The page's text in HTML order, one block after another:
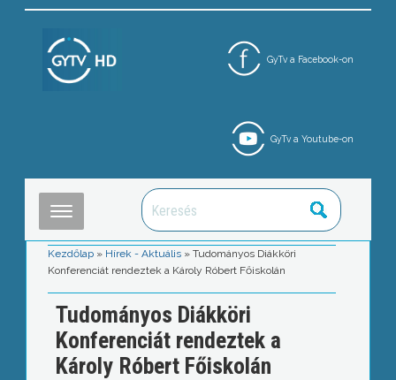
GyTv a Facebook-on
GyTv a Youtube-on
Kezdőlap » Hírek - Aktuális »Tudományos Diákköri
Konferenciát rendeztek a Károly Róbert Főiskolán
Tudományos Diákköri
Konferenciát rendeztek a
Károly Róbert Főiskolán